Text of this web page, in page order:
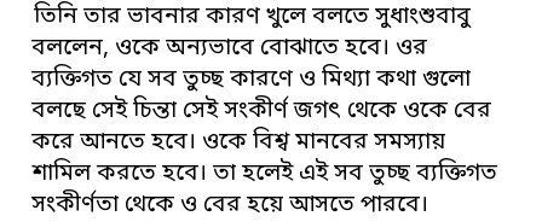
তিনি তার ভাবনার কারণ খুলে বলতে সুধাংশুবাবু
বললেন, ওকে অন্যভাবে বোঝাতে হবে। ওর
ব্যক্তিগত যে সব তুচ্ছ কারণে ও মিথ্যা কথা গুলো
বলছে সেই চিন্তা সেই সংকীর্ণ জগৎ থেকে ওকে বের
করে আনতে হবে। ওকে বিশ্ব মানবের সমস্যায়
শামিল করতে হবে। তা হলেই এই সব তুচ্ছ ব্যক্তিগত
সংকীর্ণতা থেকে ও বের হয়ে আসতে পারবে।